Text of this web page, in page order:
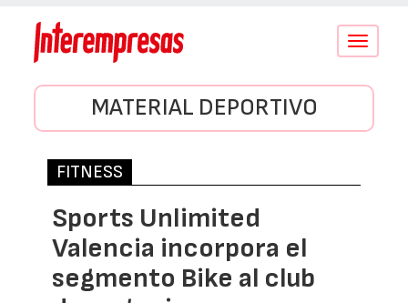
Conmutar
MATERIAL DEPORTIVO
FITNESS
Sports Unlimited
Valencia incorpora el
segmento Bike al club